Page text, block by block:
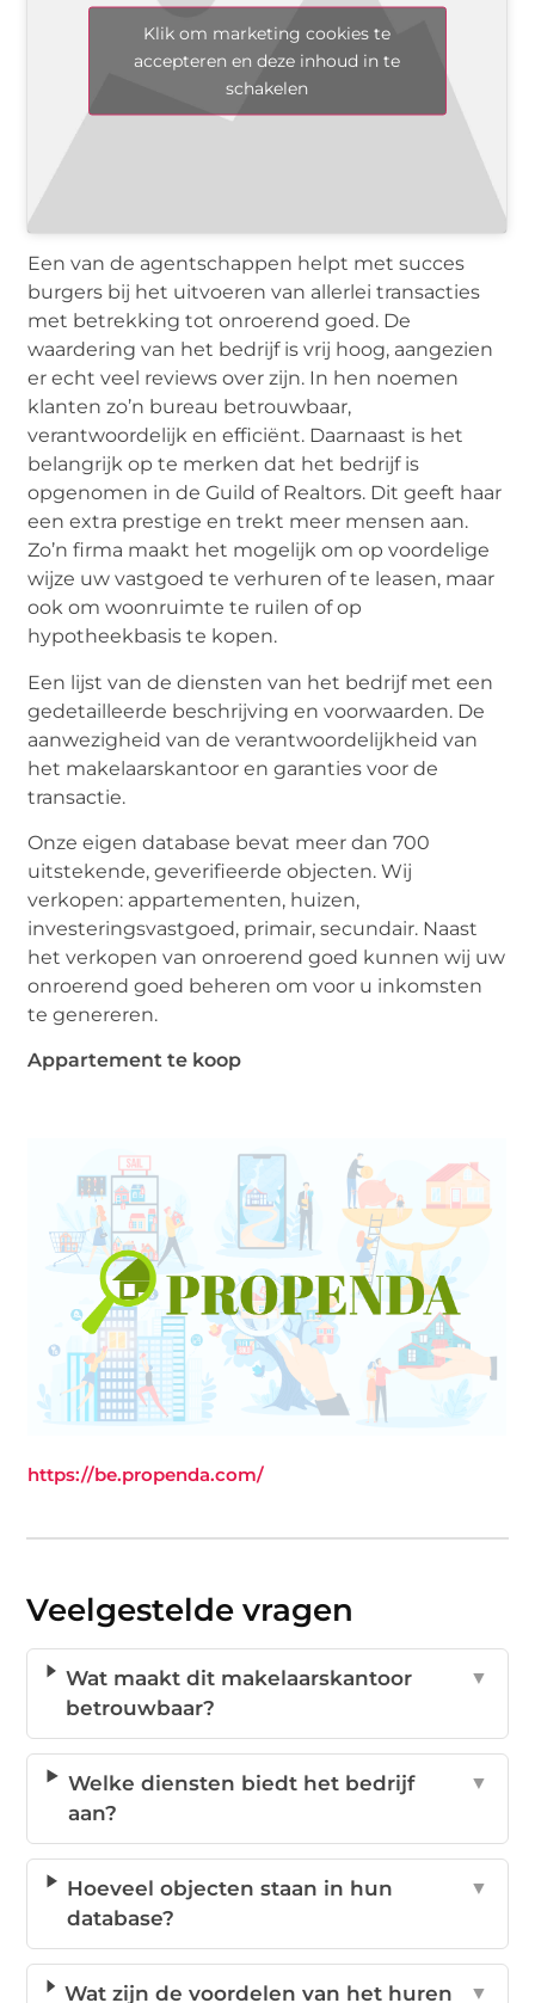
Klik om marketing cookies te
accepteren en deze inhoud in te
schakelen
Een van de agentschappen helpt met succes
burgers bij het uitvoeren van allerlei transacties
met betrekking tot onroerend goed. De
waardering van het bedrijf is vrij hoog, aangezien
er echt veel reviews over zijn. In hen noemen
klanten zo’n bureau betrouwbaar,
verantwoordelijk en efficiënt. Daarnaast is het
belangrijk op te merken dat het bedrijf is
opgenomen in de Guild of Realtors. Dit geeft haar
een extra prestige en trekt meer mensen aan.
Zo’n firma maakt het mogelijk om op voordelige
wijze uw vastgoed te verhuren of te leasen, maar
ook om woonruimte te ruilen of op
hypotheekbasis te kopen.
Een lijst van de diensten van het bedrijf met een
gedetailleerde beschrijving en voorwaarden. De
aanwezigheid van de verantwoordelijkheid van
het makelaarskantoor en garanties voor de
transactie.
Onze eigen database bevat meer dan 700
uitstekende, geverifieerde objecten. Wij
verkopen: appartementen, huizen,
investeringsvastgoed, primair, secundair. Naast
het verkopen van onroerend goed kunnen wij uw
onroerend goed beheren om voor u inkomsten
te genereren.
Appartement te koop
https://be.propenda.com/
Veelgestelde vragen
Wat maakt dit makelaarskantoor
betrouwbaar?
▼
Welke diensten biedt het bedrijf
aan?
▼
Hoeveel objecten staan in hun
database?
▼
Wat zijn de voordelen van het huren ▼